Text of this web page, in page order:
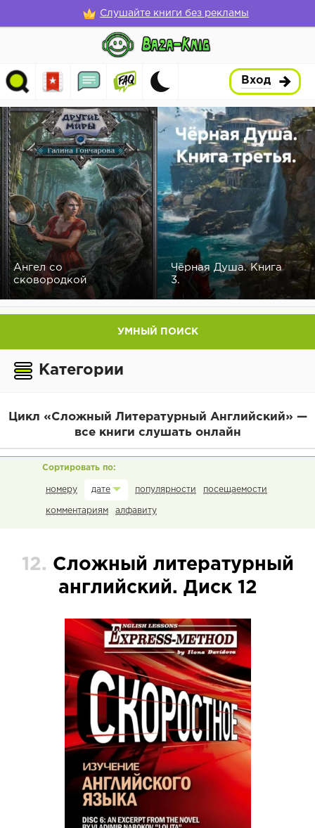
Слушайте книги без рекламы
Вход
Ангел со
сковородкой
Чёрная Душа. Книга
3.
УМНЫЙ ПОИСК
Категории
Цикл «Сложный Литературный Английский» —
все книги слушать онлайн
номеру дате популярности посещаемости
комментариям алфавиту
12. Сложный литературный
английский. Диск 12